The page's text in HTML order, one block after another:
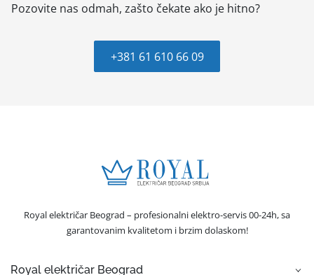
Pozovite nas odmah, zašto čekate ako je hitno?
+381 61 610 66 09
Royal električar Beograd – profesionalni elektro-servis 00-24h, sa
garantovanim kvalitetom i brzim dolaskom!
Royal električar Beograd